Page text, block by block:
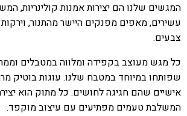
המגשים שלנו הם יצירות אמנות קולינריות,
עשירים, מאפים מפנקים היישר מהתנור,
צבעים.
כל מגש מעוצב בקפידה ומלווה במטבלים
שפותחו במיוחד במטבח שלנו. עוגות בוטיק
אישיים שהם חגיגה לחושים. כל מתוק הוא
המשלבת טעמים מפתיעים עם עיצוב מוקפד.